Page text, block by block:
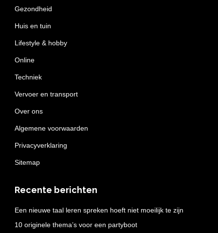
Gezondheid
Huis en tuin
Lifestyle & hobby
Online
Techniek
Vervoer en transport
Over ons
Algemene voorwaarden
Privacyverklaring
Sitemap
Recente berichten
Een nieuwe taal leren spreken hoeft niet moeilijk te zijn
10 originele thema’s voor een partyboot